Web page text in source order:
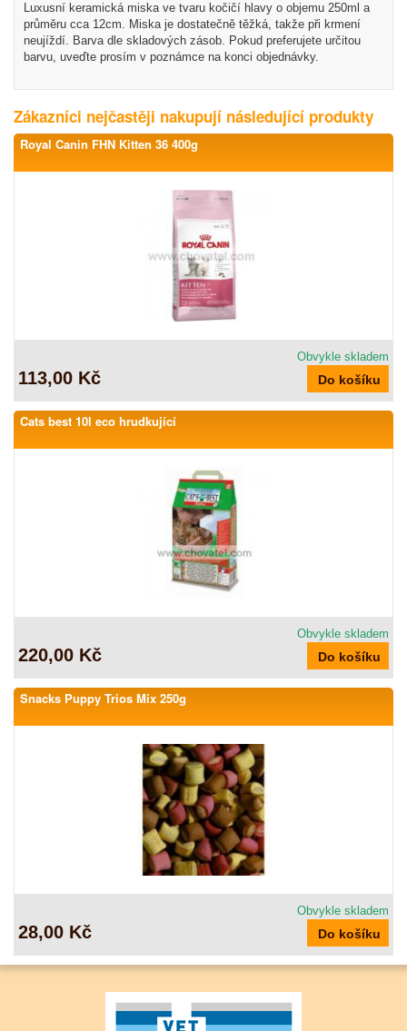
Luxusní keramická miska ve tvaru kočičí hlavy o objemu 250ml a
průměru cca 12cm. Miska je dostatečně těžká, takže při krmení
neujíždí. Barva dle skladových zásob. Pokud preferujete určitou
barvu, uveďte prosím v poznámce na konci objednávky.
Zákazníci nejčastěji nakupují následující produkty
Royal Canin FHN Kitten 36 400g
Obvykle skladem
113,00 Kč
Cats best 10l eco hrudkující
Obvykle skladem
220,00 Kč
Snacks Puppy Trios Mix 250g
Obvykle skladem
28,00 Kč